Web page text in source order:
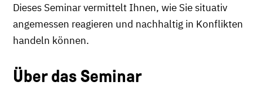
Dieses Seminar vermittelt Ihnen, wie Sie situativ
angemessen reagieren und nachhaltig in Konflikten
handeln können.
Über das Seminar